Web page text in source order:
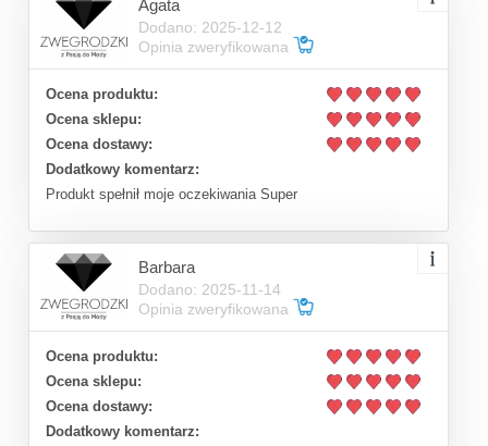
Agata
Dodano: 2025-12-12
Opinia zweryfikowana
Ocena produktu:
Ocena sklepu:
Ocena dostawy:
Dodatkowy komentarz:
Produkt spełnił moje oczekiwania Super
Barbara
Dodano: 2025-11-14
Opinia zweryfikowana
Ocena produktu:
Ocena sklepu:
Ocena dostawy:
Dodatkowy komentarz: